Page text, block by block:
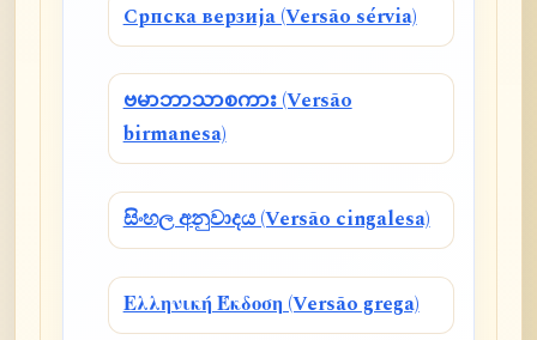
Српска верзија (Versão sérvia)
ဗမာဘာသာစကား (Versão
birmanesa)
සිංහල අනුවාදය (Versão cingalesa)
Ελληνική Έκδοση (Versão grega)